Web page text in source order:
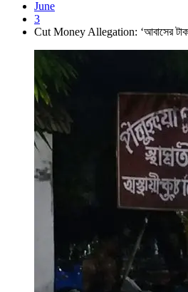
June
3
Cut Money Allegation: ‘আবাসের